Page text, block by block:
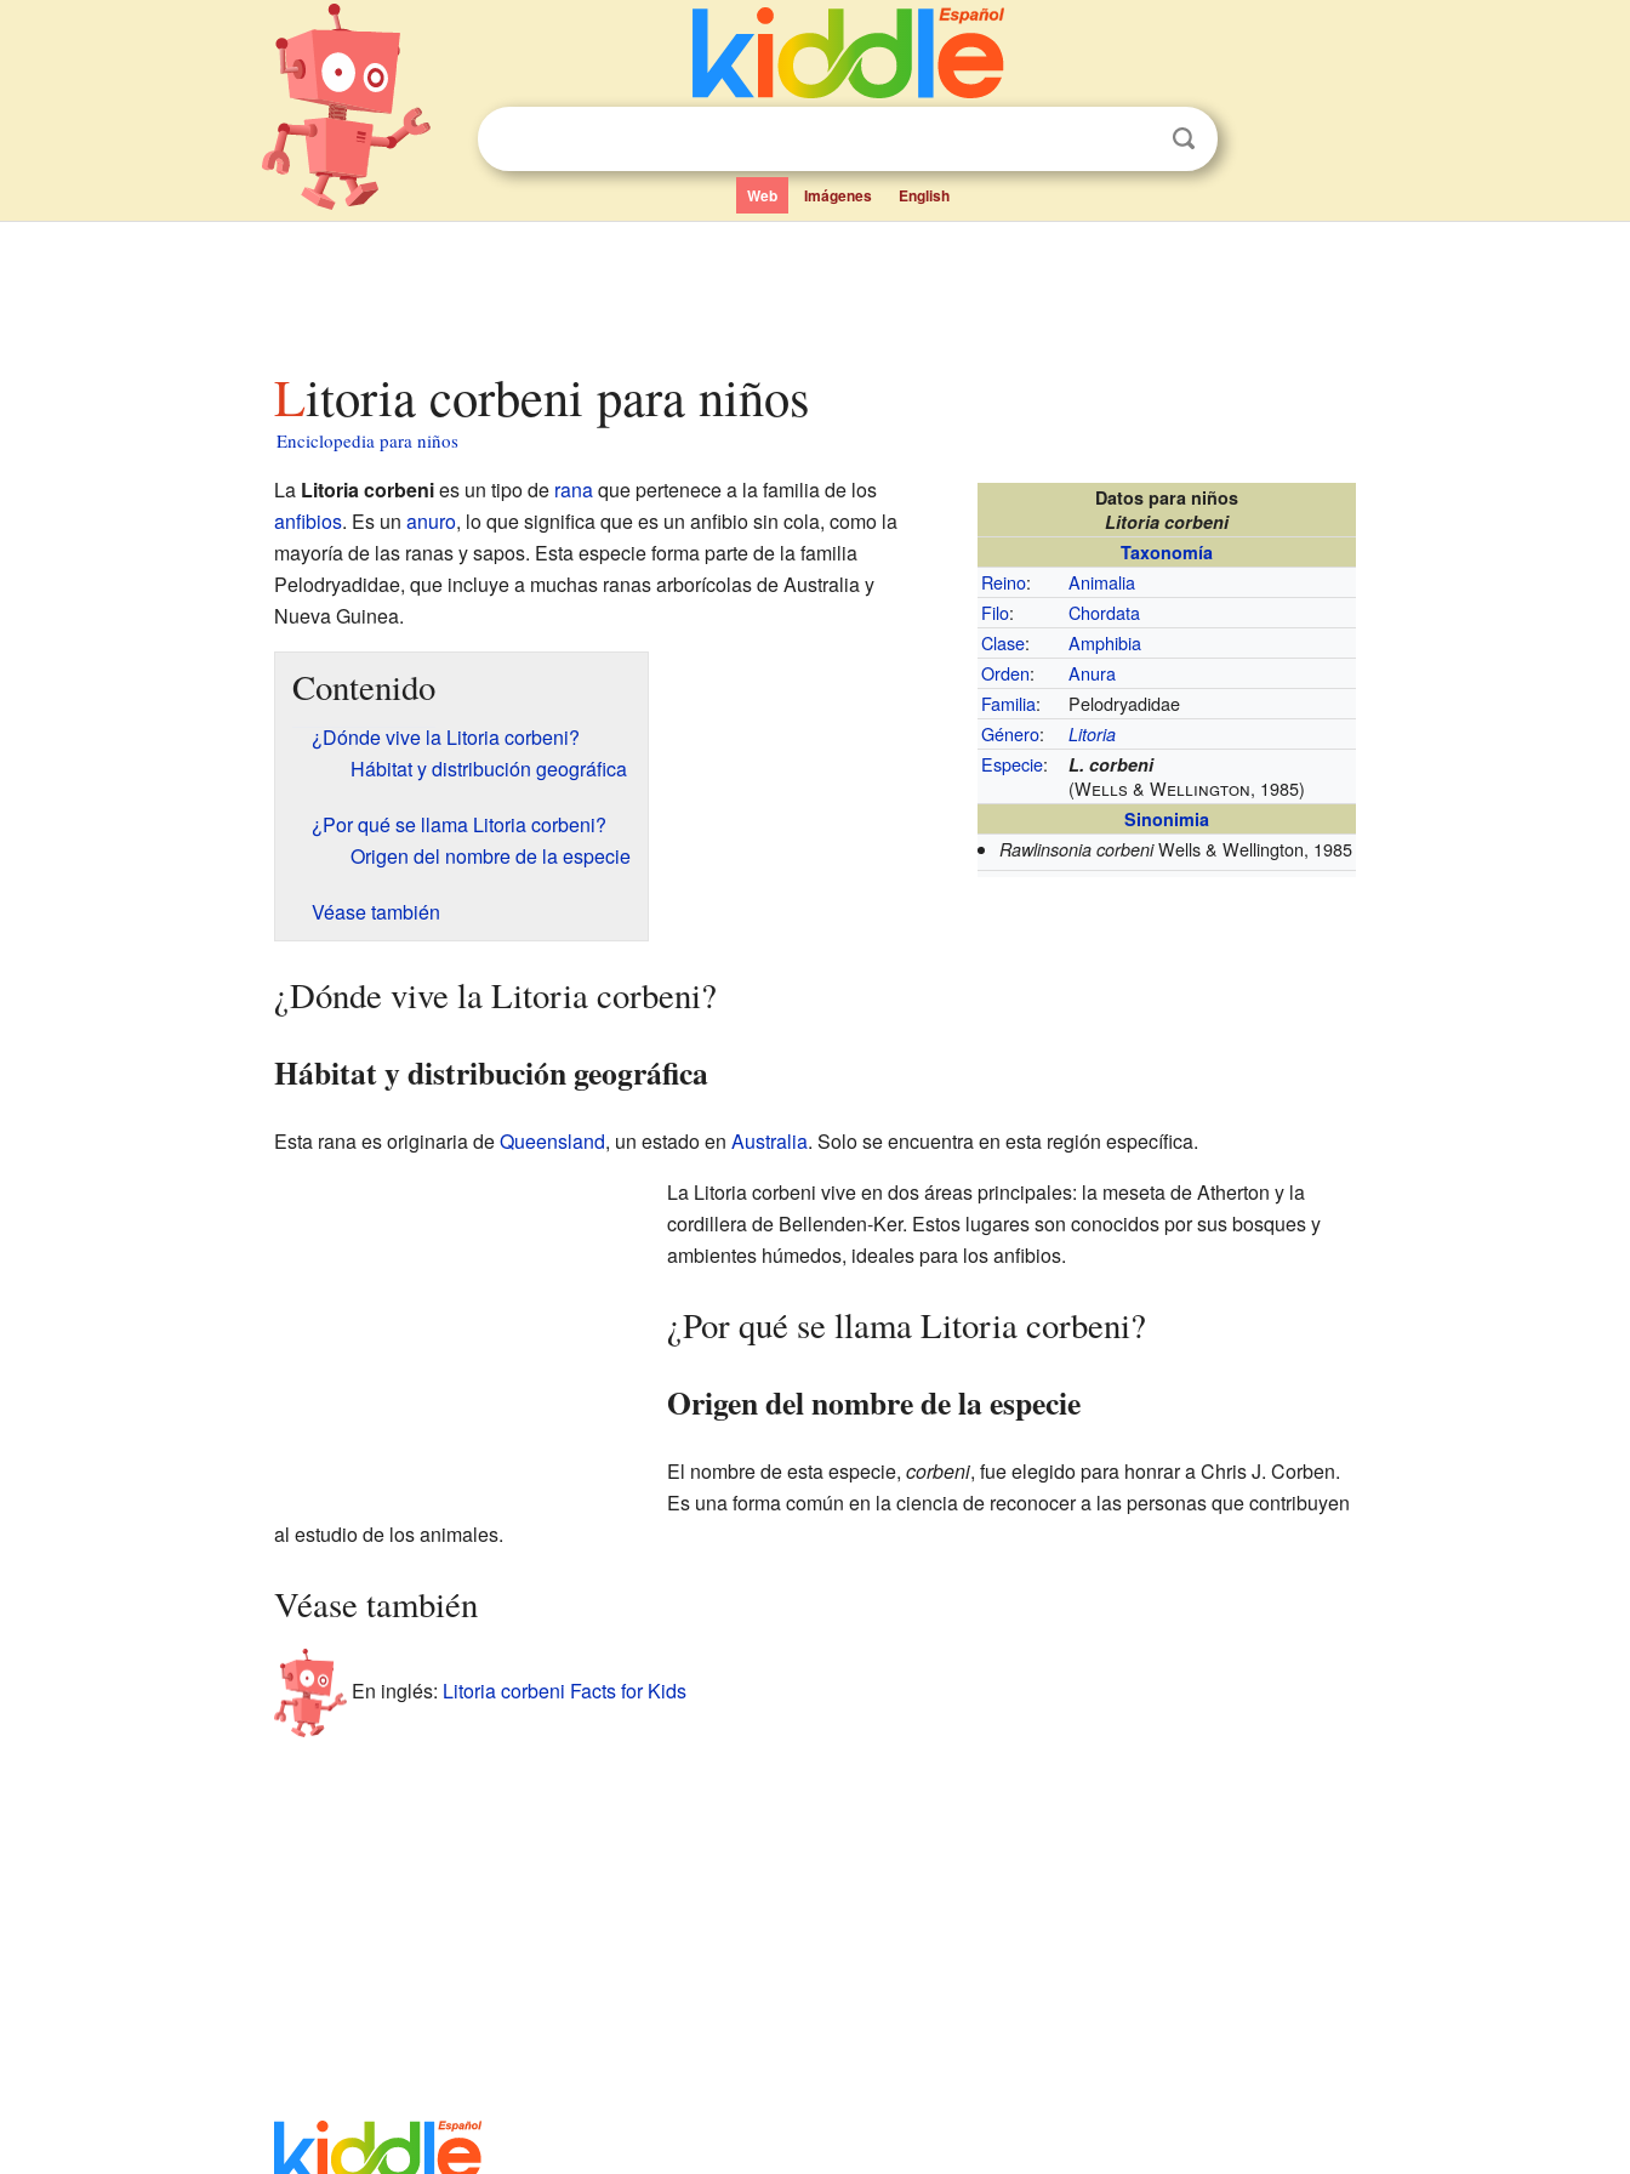
Web Imágenes English
Litoria corbeni para niños
Enciclopedia para niños
Datos para niños
Litoria corbeni
Taxonomía
Reino:
Animalia
Filo:
Chordata
Clase:
Amphibia
Orden:
Anura
Familia:
Pelodryadidae
Género: Litoria
Especie: L. corbeni
(Wells & Wellington, 1985)
Sinonimia
Rawlinsonia corbeni Wells & Wellington, 1985
La Litoria corbenies un tipo de ranaque pertenece a la familia de los
anfibios. Es un anuro, lo que significa que es un anfibio sin cola, como la
mayoría de las ranas y sapos. Esta especie forma parte de la familia
Pelodryadidae, que incluye a muchas ranas arborícolas de Australia y
Nueva Guinea.
Contenido
¿Dónde vive la Litoria corbeni?
Hábitat y distribución geográfica
¿Por qué se llama Litoria corbeni?
Origen del nombre de la especie
Véase también
¿Dónde vive la Litoria corbeni?
Hábitat y distribución geográfica
Esta rana es originaria deQueensland, un estado en Australia. Solo se encuentra en esta región específica.
La Litoria corbeni vive en dos áreas principales: la meseta de Atherton y la
cordillera de Bellenden-Ker. Estos lugares son conocidos por sus bosques y
ambientes húmedos, ideales para los anfibios.
¿Por qué se llama Litoria corbeni?
Origen del nombre de la especie
El nombre de esta especie, corbeni, fue elegido para honrar a Chris J. Corben.
Es una forma común en la ciencia de reconocer a las personas que contribuyen
al estudio de los animales.
Véase también
En inglés: Litoria corbeni Facts for Kids